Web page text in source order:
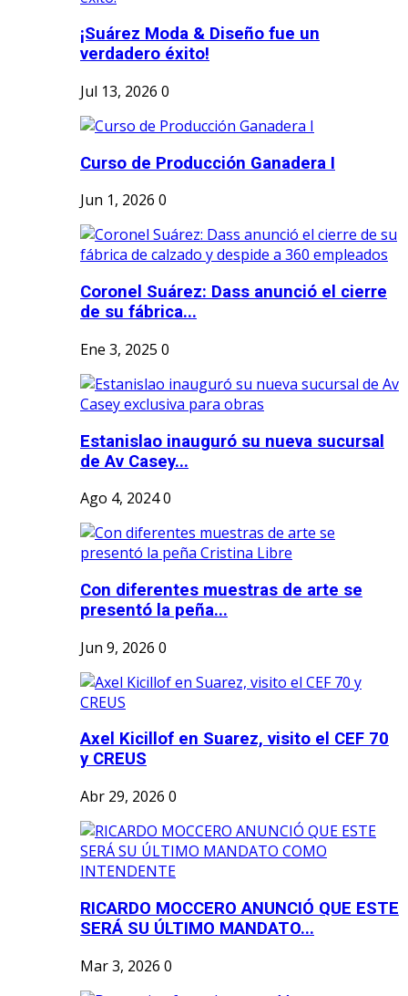
¡Suárez Moda & Diseño fue un
verdadero éxito!
Jul 13, 2026 0
Curso de Producción Ganadera I
Jun 1, 2026 0
Coronel Suárez: Dass anunció el cierre
de su fábrica...
Ene 3, 2025 0
Estanislao inauguró su nueva sucursal
de Av Casey...
Ago 4, 20240
Con diferentes muestras de arte se
presentó la peña...
Jun 9, 2026 0
Axel Kicillof en Suarez, visito el CEF 70
y CREUS
Abr 29, 2026 0
RICARDO MOCCERO ANUNCIÓ QUE ESTE
SERÁ SU ÚLTIMO MANDATO...
Mar 3, 2026 0